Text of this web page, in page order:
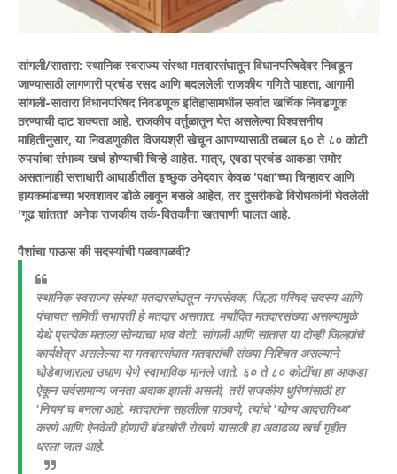
​सांगली/सातारा: स्थानिक स्वराज्य संस्था मतदारसंघातून विधानपरिषदेवर निवडून
जाण्यासाठी लागणारी प्रचंड रसद आणि बदललेली राजकीय गणिते पाहता, आगामी
सांगली-सातारा विधानपरिषद निवडणूक इतिहासामधील सर्वात खर्चिक निवडणूक
ठरण्याची दाट शक्यता आहे. राजकीय वर्तुळातून येत असलेल्या विश्वसनीय
माहितीनुसार, या निवडणुकीत विजयश्री खेचून आणण्यासाठी तब्बल ६० ते ८० कोटी
रुपयांचा संभाव्य खर्च होण्याची चिन्हे आहेत. मात्र, एवढा प्रचंड आकडा समोर
असतानाही सत्ताधारी आघाडीतील इच्छुक उमेदवार केवळ 'पक्षा'च्या चिन्हावर आणि
हायकमांडच्या भरवशावर डोळे लावून बसले आहेत, तर दुसरीकडे विरोधकांनी घेतलेली
'गूढ शांतता' अनेक राजकीय तर्क-वितर्कांना खतपाणी घालत आहे.
​पैशांचा पाऊस की सदस्यांची पळवापळवी?
​स्थानिक स्वराज्य संस्था मतदारसंघातून नगरसेवक, जिल्हा परिषद सदस्य आणि
पंचायत समिती सभापती हे मतदार असतात. मर्यादित मतदारसंख्या असल्यामुळे
येथे प्रत्येक मताला सोन्याचा भाव येतो. सांगली आणि सातारा या दोन्ही जिल्ह्यांचे
कार्यक्षेत्र असलेल्या या मतदारसंघात मतदारांची संख्या निश्चित असल्याने
घोडेबाजाराला उधाण येणे स्वाभाविक मानले जाते. ६० ते ८० कोटींचा हा आकडा
ऐकून सर्वसामान्य जनता अवाक झाली असली, तरी राजकीय धुरिणांसाठी हा
'नियम'च बनला आहे. मतदारांना सहलीला पाठवणे, त्यांचे 'योग्य आदरातिथ्य'
करणे आणि ऐनवेळी होणारी बंडखोरी रोखणे यासाठी हा अवाढव्य खर्च गृहीत
धरला जात आहे.